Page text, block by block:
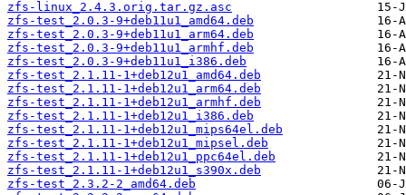
zfs-linux_2.4.3.orig.tar.gz.asc
zfs-test_2.0.3-9+deb11u1_amd64.deb
zfs-test_2.0.3-9+deb11u1_arm64.deb
zfs-test_2.0.3-9+deb11u1_armhf.deb
zfs-test_2.0.3-9+deb11u1_i386.deb
zfs-test_2.1.11-1+deb12u1_amd64.deb
zfs-test_2.1.11-1+deb12u1_arm64.deb
zfs-test_2.1.11-1+deb12u1_armhf.deb
zfs-test_2.1.11-1+deb12u1_i386.deb
zfs-test_2.1.11-1+deb12u1_mips64el.deb
zfs-test_2.1.11-1+deb12u1_mipsel.deb
zfs-test_2.1.11-1+deb12u1_ppc64el.deb
zfs-test_2.1.11-1+deb12u1_s390x.deb
zfs-test_2.3.2-2_amd64.deb